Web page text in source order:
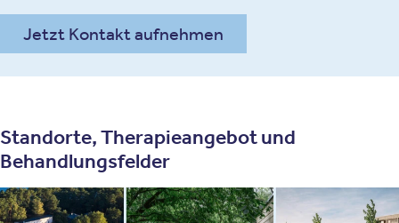
Jetzt Kontakt aufnehmen
Standorte, Therapieangebot und
Behandlungsfelder